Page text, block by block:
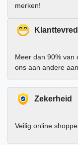
merken!
Meer dan 90% van
ons aan andere
Zekerheid
Veilig online